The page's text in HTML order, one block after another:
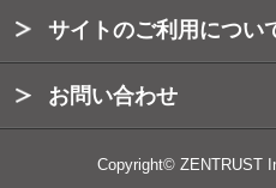
サイトのご利用につい
お問い合わせ
Copyright© ZENTRUST